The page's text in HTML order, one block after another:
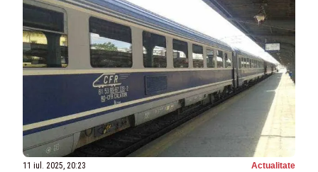
11 iul. 2025, 20:23 Actualitate